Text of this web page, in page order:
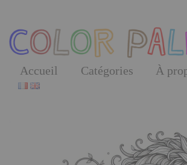
the
content
Accueil Catégories À